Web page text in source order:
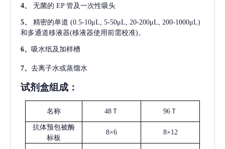
4、 无菌的 EP 管及一次性吸头
5、 精密的单道 (0.5-10μL, 5-50μL, 20-200μL, 200-1000μL)
和多通道移液器(移液器使用前需校准)。
6、 吸水纸及加样槽
7、 去离子水或蒸馏水
试剂盒组成：
名称 48Ｔ 96Ｔ
抗体预包被酶
标板
8×6 8×12